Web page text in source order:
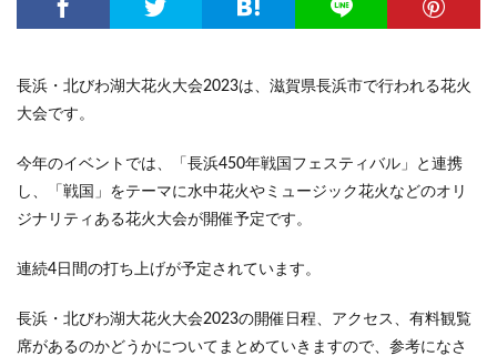
長浜・北びわ湖大花火大会2023は、滋賀県長浜市で行われる花火
大会です。
今年のイベントでは、「長浜450年戦国フェスティバル」と連携
し、「戦国」をテーマに水中花火やミュージック花火などのオリ
ジナリティある花火大会が開催予定です。
連続4日間の打ち上げが予定されています。
長浜・北びわ湖大花火大会2023の開催日程、アクセス、有料観覧
席があるのかどうかについてまとめていきますので、参考になさ